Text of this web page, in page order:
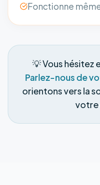
Fonctionne
💡 Vous hésitez
Parlez-nous de
orientons vers la
votre